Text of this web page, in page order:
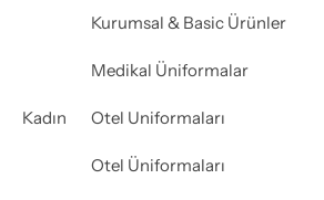
Kadın
Kurumsal & Basic Ürünler
Medikal Üniformalar
Otel Uniformaları
Otel Üniformaları